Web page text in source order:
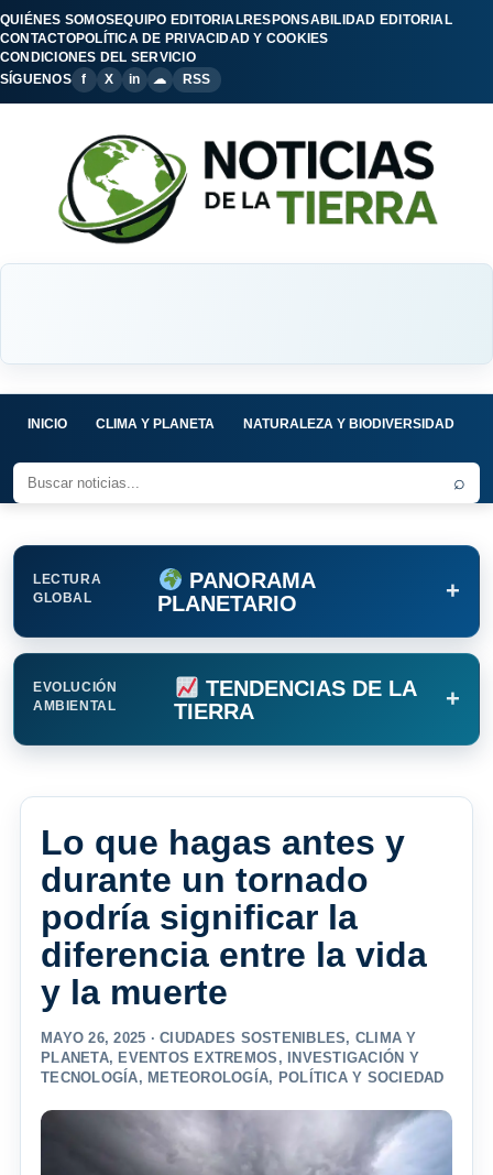
QUIÉNES SOMOSEQUIPO EDITORIALRESPONSABILIDAD EDITORIAL
CONTACTOPOLÍTICA DE PRIVACIDAD Y COOKIES
CONDICIONES DEL SERVICIO
SÍGUENOS
f X in ☁ RSS
INICIO CLIMA Y PLANETA NATURALEZA Y BIODIVERSIDAD
⌕
LECTURA
GLOBAL
PANORAMA
PLANETARIO
+
EVOLUCIÓN
AMBIENTAL
TENDENCIAS DE LA
TIERRA
+
Lo que hagas antes y
durante un tornado
podría significar la
diferencia entre la vida
y la muerte
MAYO 26, 2025 ·CIUDADES SOSTENIBLES, CLIMA Y
PLANETA, EVENTOS EXTREMOS ,
INVESTIGACIÓN Y
TECNOLOGÍA, METEOROLOGÍA, POLÍTICA Y SOCIEDAD